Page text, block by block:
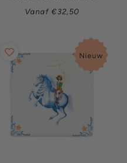
Normale
Vanaf €32,50
Nieuw